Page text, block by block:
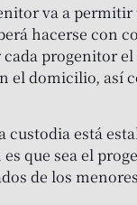
va a
hacerse con
progenitor
el domicilio, así
custodia está
que sea el
de los